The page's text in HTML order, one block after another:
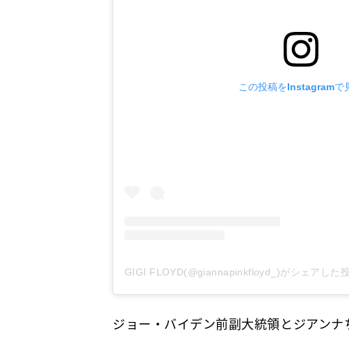
この投稿をInstagramで
GIGI FLOYD(@giannapinkfloyd_)がシェアした
ジョー・バイデン前副大統領とジアンナ